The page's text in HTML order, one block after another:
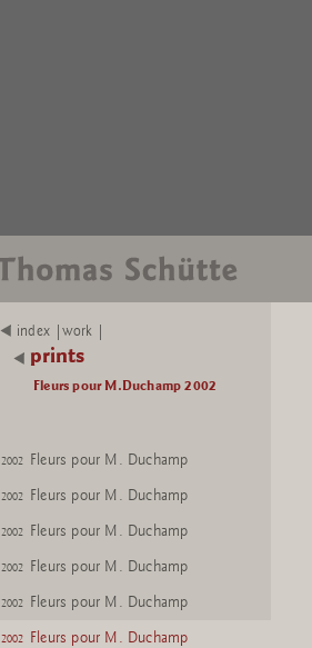
index |work |
prints
Fleurs pour M.Duchamp 2002
2002 Fleurs pour M. Duchamp
2002 Fleurs pour M. Duchamp
2002 Fleurs pour M. Duchamp
2002 Fleurs pour M. Duchamp
2002 Fleurs pour M. Duchamp
2002 Fleurs pour M. Duchamp